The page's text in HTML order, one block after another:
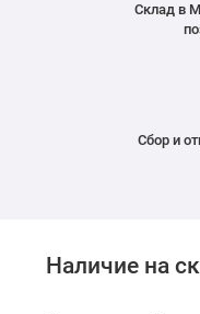
Склад в
Сбор и
Наличие на